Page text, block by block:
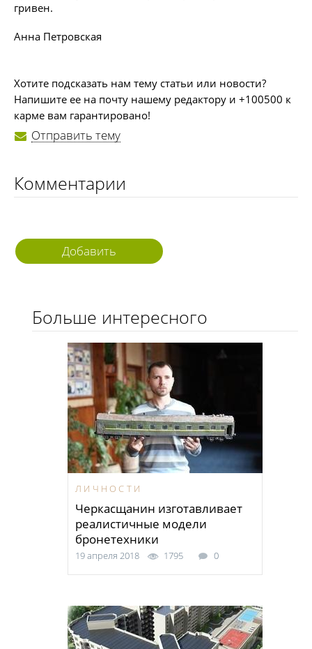
гривен.
Анна Петровская
Хотите подсказать нам тему статьи или новости?
Напишите ее на почту нашему редактору и +100500 к
карме вам гарантировано!
Отправить тему
Комментарии
Добавить
Больше интересного
ЛИЧНОСТИ
Черкасщанин изготавливает
реалистичные модели
бронетехники
19 апреля 2018 1795 0